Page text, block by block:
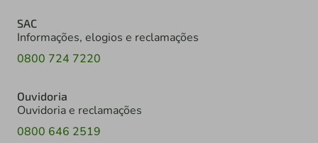
SAC
Informações, elogios e reclamações
0800 724 7220
Ouvidoria
Ouvidoria e reclamações
0800 646 2519